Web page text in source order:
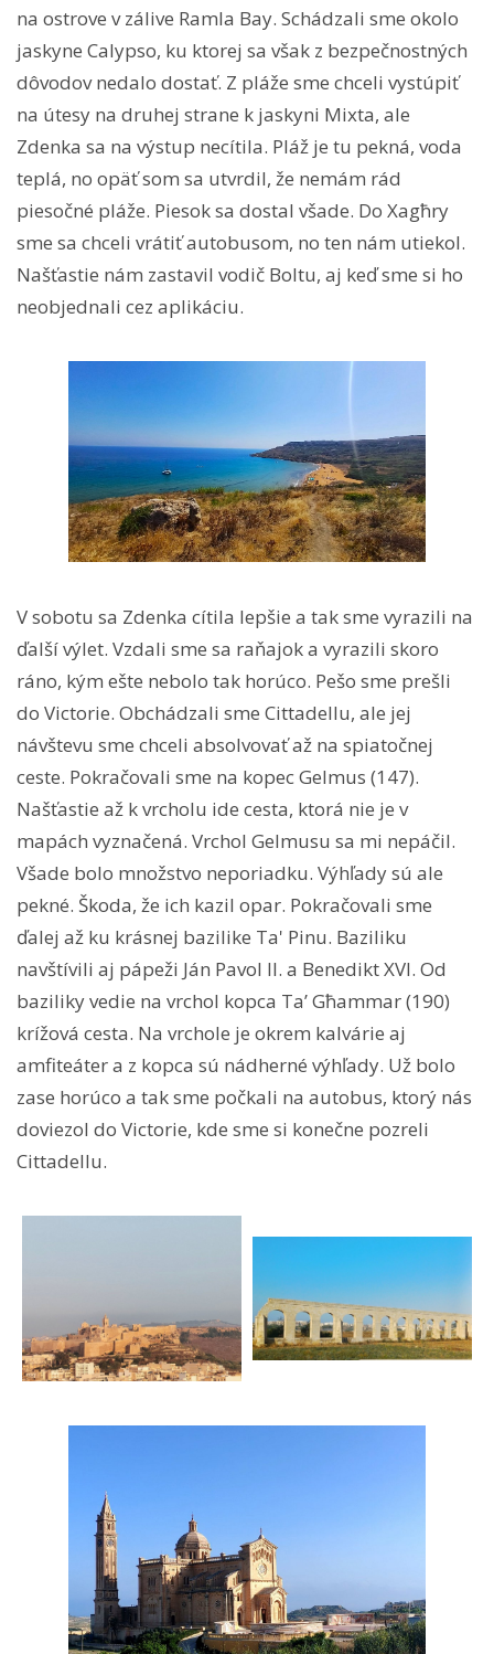
na ostrove v zálive Ramla Bay. Schádzali sme okolo
jaskyne Calypso, ku ktorej sa však z bezpečnostných
dôvodov nedalo dostať. Z pláže sme chceli vystúpiť
na útesy na druhej strane k jaskyni Mixta, ale
Zdenka sa na výstup necítila. Pláž je tu pekná, voda
teplá, no opäť som sa utvrdil, že nemám rád
piesočné pláže. Piesok sa dostal všade. Do Xagħry
sme sa chceli vrátiť autobusom, no ten nám utiekol.
Našťastie nám zastavil vodič Boltu, aj keď sme si ho
neobjednali cez aplikáciu.
V sobotu sa Zdenka cítila lepšie a tak sme vyrazili na
ďalší výlet. Vzdali sme sa raňajok a vyrazili skoro
ráno, kým ešte nebolo tak horúco. Pešo sme prešli
do Victorie. Obchádzali sme Cittadellu, ale jej
návštevu sme chceli absolvovať až na spiatočnej
ceste. Pokračovali sme na kopec Gelmus (147).
Našťastie až k vrcholu ide cesta, ktorá nie je v
mapách vyznačená. Vrchol Gelmusu sa mi nepáčil.
Všade bolo množstvo neporiadku. Výhľady sú ale
pekné. Škoda, že ich kazil opar. Pokračovali sme
ďalej až ku krásnej bazilike Ta' Pinu. Baziliku
navštívili aj pápeži Ján Pavol II. a Benedikt XVI. Od
baziliky vedie na vrchol kopca Ta’ Għammar (190)
krížová cesta. Na vrchole je okrem kalvárie aj
amfiteáter a z kopca sú nádherné výhľady. Už bolo
zase horúco a tak sme počkali na autobus, ktorý nás
doviezol do Victorie, kde sme si konečne pozreli
Cittadellu.